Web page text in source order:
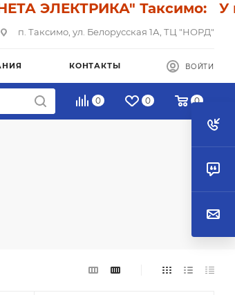
Таксимо: У нас
п. Таксимо, ул. Белорусская 1А, ТЦ "НОРД"
КОНТАКТЫ ВОЙТИ
0 0 0